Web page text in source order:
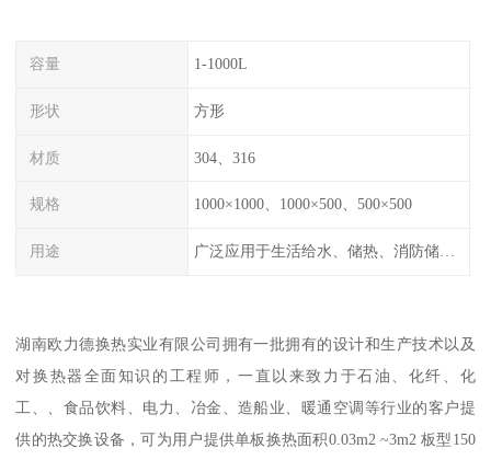
容量 1-1000L
形状 方形
材质 304、316
规格 1000×1000、1000×500、500×500
用途 广泛应用于生活给水、储热、消防储水、工业储水、膨胀水箱等系统。
湖南欧力德换热实业有限公司拥有一批拥有的设计和生产技术以及
对换热器全面知识的工程师，一直以来致力于石油、化纤、化
工、、食品饮料、电力、冶金、造船业、暖通空调等行业的客户提
供的热交换设备，可为用户提供单板换热面积0.03m2 ~3m2 板型150